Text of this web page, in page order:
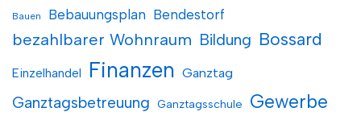
Bauen Bebauungsplan Bendestorf
bezahlbarer Wohnraum Bildung Bossard
Einzelhandel Finanzen Ganztag
Ganztagsbetreuung Ganztagsschule Gewerbe